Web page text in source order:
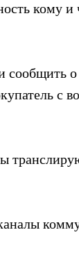
кому и
сообщить
с